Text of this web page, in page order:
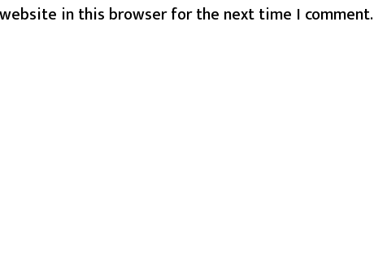
in this browser for the next time I comment.